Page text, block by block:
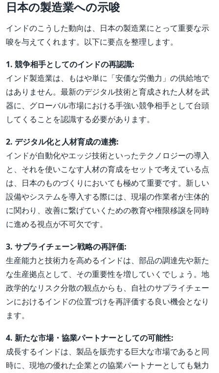
日本の製造業への示唆
インドのこうした動向は、日本の製造業にとって重要な示
唆を与えてくれます。以下に要点を整理します。
1. 競争相手としてのインドの再認識:
インド製造業は、もはや単に「安価な労働力」の供給地で
はありません。最新のデジタル技術と育成された人材を武
器に、グローバル市場における手強い競争相手として台頭
してくることを認識する必要があります。
2. デジタル化と人材育成の連携:
インドが自動化やエッジ技術といったテクノロジーの導入
と、それを使いこなす人材の育成をセットで考えている点
は、日本のものづくりにおいても極めて重要です。新しい
設備やシステムを導入する際には、現場の作業者が主体的
に関わり、改善に繋げていくための教育や権限移譲を同時
に進める視点が不可欠です。
3. サプライチェーン戦略の再評価:
生産能力と技術力を高めるインドは、部品の調達先や新た
な生産拠点として、その重要性を増していくでしょう。地
政学的なリスク分散の観点からも、自社のサプライチェー
ンにおけるインドの位置づけを再評価する良い機会となり
ます。
4. 新たな市場・協業パートナーとしての可能性:
成長するインドは、製品を販売する巨大な市場であると同
時に、現地の優れた企業との協業パートナーとしても魅力